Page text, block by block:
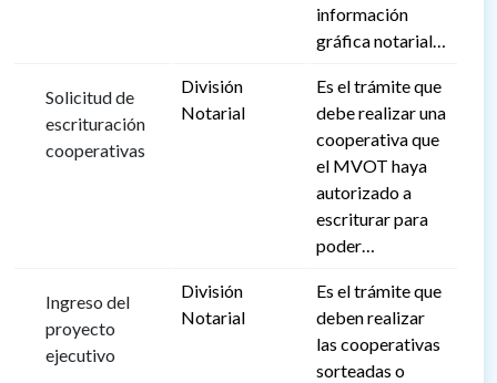
información
gráfica notarial…
Solicitud de
escrituración
cooperativas
División
Notarial
Es el trámite que
debe realizar una
cooperativa que
el MVOT haya
autorizado a
escriturar para
poder…
Ingreso del
proyecto
ejecutivo
División
Notarial
Es el trámite que
deben realizar
las cooperativas
sorteadas o